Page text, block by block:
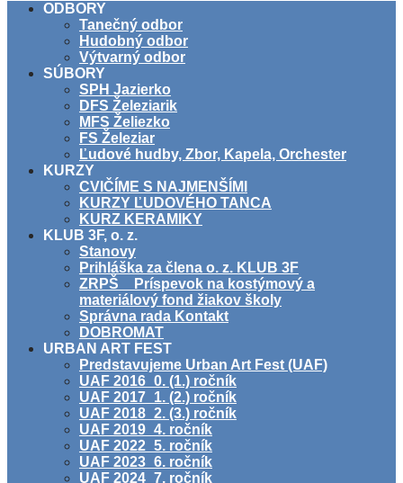
ODBORY
Tanečný odbor
Hudobný odbor
Výtvarný odbor
SÚBORY
SPH Jazierko
DFS Železiarik
MFS Želiezko
FS Železiar
Ľudové hudby, Zbor, Kapela, Orchester
KURZY
CVIČÍME S NAJMENŠÍMI
KURZY ĽUDOVÉHO TANCA
KURZ KERAMIKY
KLUB 3F, o. z.
Stanovy
Prihláška za člena o. z. KLUB 3F
ZRPŠ _ Príspevok na kostýmový a
materiálový fond žiakov školy
Správna rada Kontakt
DOBROMAT
URBAN ART FEST
Predstavujeme Urban Art Fest (UAF)
UAF 2016_0. (1.) ročník
UAF 2017_1. (2.) ročník
UAF 2018_2. (3.) ročník
UAF 2019_4. ročník
UAF 2022_5. ročník
UAF 2023_6. ročník
UAF 2024_7. ročník